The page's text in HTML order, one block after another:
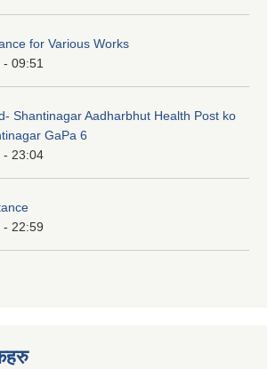
for Various Works
- 09:51
Shantinagar Aadharbhut Health Post ko
GaPa 6
- 23:04
- 22:59